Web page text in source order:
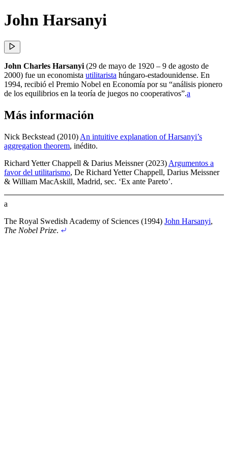
John Harsanyi
John Charles Harsanyi (29 de mayo de 1920 – 9 de agosto de
2000) fue un economista utilitarista húngaro-estadounidense. En
1994, recibió el Premio Nobel en Economía por su “análisis pionero
de los equilibrios en la teoría de juegos no cooperativos”.⁠a
Más información
Nick Beckstead (2010) An intuitive explanation of Harsanyi’s
aggregation theorem, inédito.
Richard Yetter Chappell & Darius Meissner (2023) Argumentos a
favor del utilitarismo, De Richard Yetter Chappell, Darius Meissner
& William MacAskill, Madrid, sec. ‘Ex ante Pareto’.
a
The Royal Swedish Academy of Sciences (1994) John Harsanyi,
The Nobel Prize.